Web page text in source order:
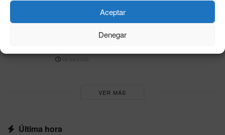
Aceptar
Denegar
el primer almacén permanente de residuos
06/08/2026
VER MÁS
Última hora